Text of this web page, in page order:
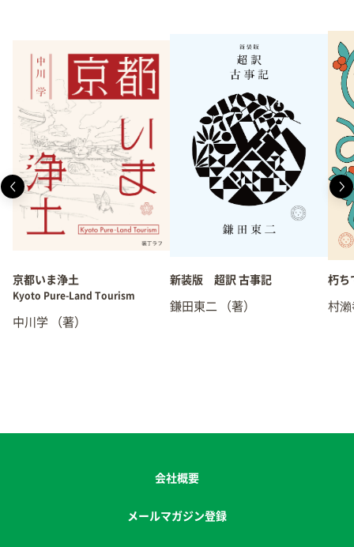
京都いま浄土
Kyoto Pure-Land Tourism
中川学 （著）
新装版 超訳 古事記
鎌田東二 （著）
朽ち
村瀨
会社概要
メールマガジン登録